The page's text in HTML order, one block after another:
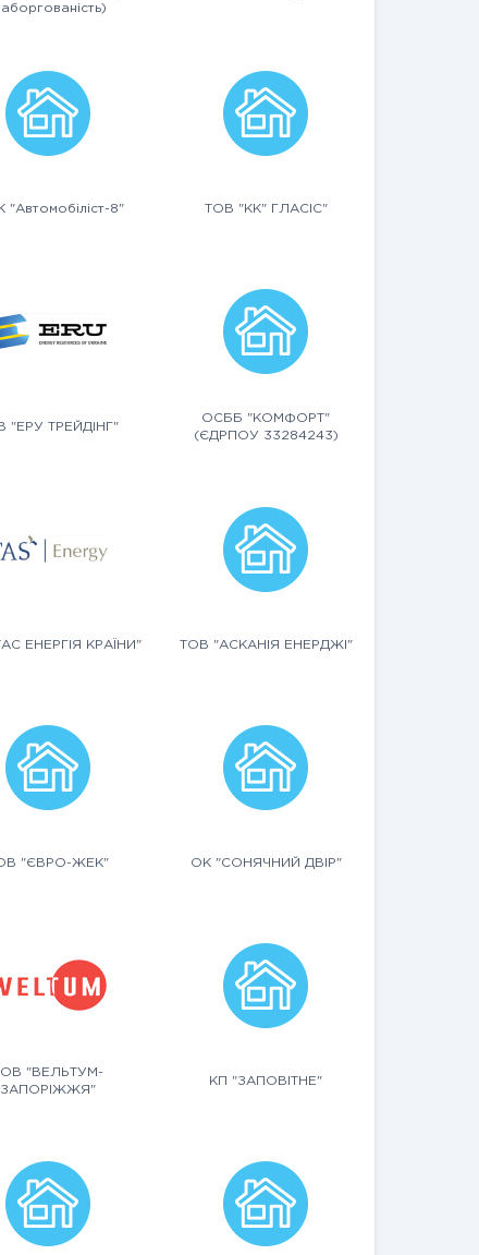
8" ТОВ "КК" ГЛАСІС"
"ЕРУ ТРЕЙДІНГ"
ОСББ "КОМФОРТ"
(ЄДРПОУ 33284243)
ЕНЕРГІЯ КРАЇНИ" ТОВ "АСКАНІЯ ЕНЕРДЖІ"
"ЄВРО-ЖЕК" ОК "СОНЯЧНИЙ ДВІР"
"ВЕЛЬТУМ-
ЗАПОРІЖЖЯ"
КП "ЗАПОВІТНЕ"